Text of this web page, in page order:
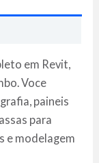
em Revit,
Voce
paineis
para
e modelagem